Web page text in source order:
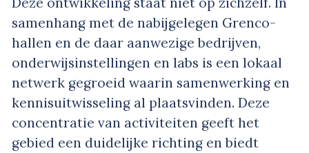
samenhang met de nabijgelegen Grenco-
hallen en de daar aanwezige bedrijven,
onderwijsinstellingen en labs is een lokaal
netwerk gegroeid waarin samenwerking en
kennisuitwisseling al plaatsvinden. Deze
concentratie van activiteiten geeft het
gebied een duidelijke richting en biedt